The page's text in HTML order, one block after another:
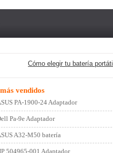
Cómo elegir tu batería portátil
vendidos
PA-1900-24 Adaptador
Pa-9e Adaptador
A32-M50 batería
504965-001 Adaptador